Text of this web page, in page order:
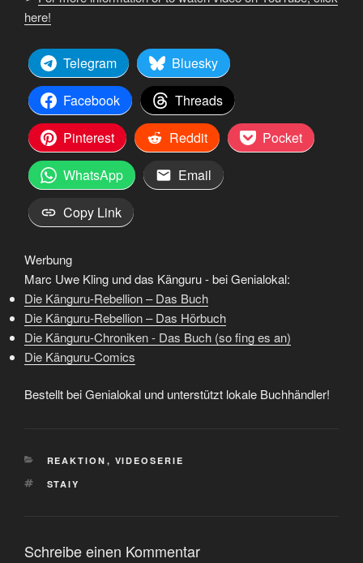
here!
Telegram
Bluesky
Facebook
Threads
Pinterest
Reddit
Pocket
WhatsApp
Email
Copy Link
Werbung
Marc Uwe Kling und das Känguru - bei Genialokal:
Die Känguru-Rebellion – Das Buch
Die Känguru-Rebellion – Das Hörbuch
Die Känguru-Chroniken - Das Buch (so fing es an)
Die Känguru-Comics
Bestellt bei Genialokal und unterstützt lokale Buchhändler!
KATEGORIEN
REAKTION , VIDEOSERIE
SCHLAGWÖRTER
STAIY
Schreibe einen Kommentar